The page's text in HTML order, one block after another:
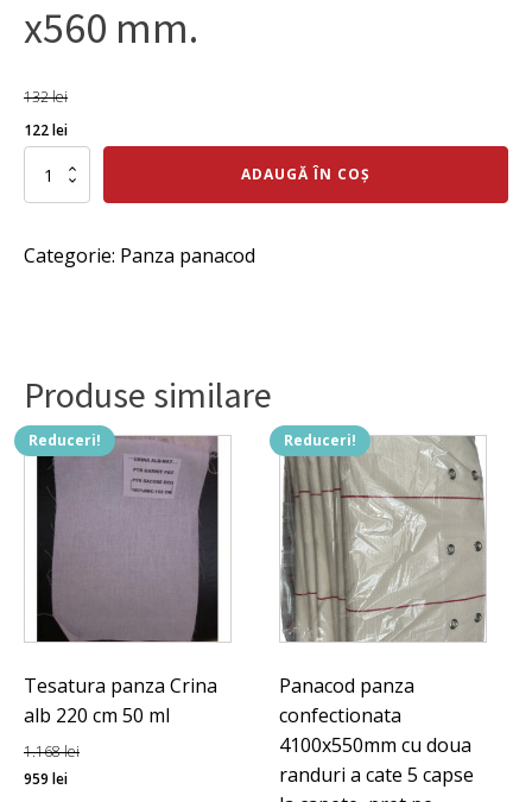
x560 mm.
132lei
Prețul
inițial
a
fost:
132 lei.
122leiPrețul
curent
este:
122 lei.
Cantitate
7
1490
mm.
ADAUGĂ ÎN COȘ
Categorie: Panza panacod
Produse similare
Reduceri!
Tesatura panza Crina
alb 220 cm 50 ml
1.168lei
Prețul
959 leiPrețul
Reduceri!
Panacod panza
confectionata
4100x550mm cu doua
randuri a cate 5 capse